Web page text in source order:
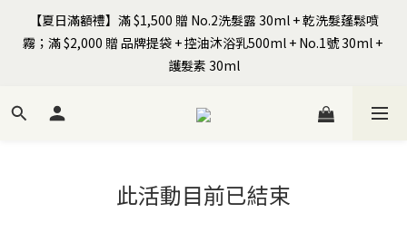
全館$799免運｜註冊SIRO會員領首購免運券+$100元購物金
【夏日滿額禮】滿 $1,500 贈 No.2洗髮露 30ml + 乾洗髮蓬鬆噴
霧；滿 $2,000 贈 品牌提袋 + 控油沐浴乳500ml + No.1號 30ml +
護髮素 30ml
【Happy Father's Day】8/7-8/9 全站以LINE Pay／信用卡結帳享
此活動目前已結束